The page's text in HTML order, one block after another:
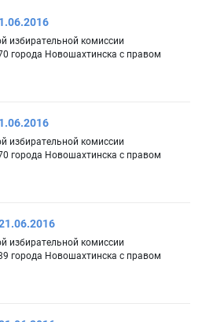
избирательной комиссии
города Новошахтинска с правом
избирательной комиссии
города Новошахтинска с правом
избирательной комиссии
города Новошахтинска с правом